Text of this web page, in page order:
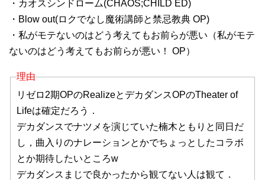
・カオスシンドローム(CHAOS;CHILD ED)
・Blow out(ロクでなし魔術講師と禁忌教典 OP)
・私がモテないのはどう考えてもお前らが悪い（私がモテ
ないのはどう考えてもお前らが悪い！ OP）
理由
リゼロ2期OPのRealizeとデカダンスOPのTheater of
Lifeは確定だろう．
デカダンスでナツメを演じていた楠木ともりと同日だ
し，曲入りのナレーションとかでちょっとしたコラボ
とか期待したいところw
デカダンスまじで良かったから観てない人は観て．